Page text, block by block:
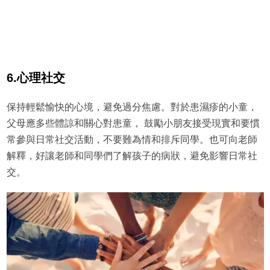
6.心理社交
保持輕鬆愉快的心境，避免過分焦慮。對於患濕疹的小童，
父母應多些體諒和關心對患童， 鼓勵小朋友接受現實和要慣
常參與日常社交活動，不要難為情和排斥同學。也可向老師
解釋，好讓老師和同學們了解孩子的病狀，避免影響日常社
交。